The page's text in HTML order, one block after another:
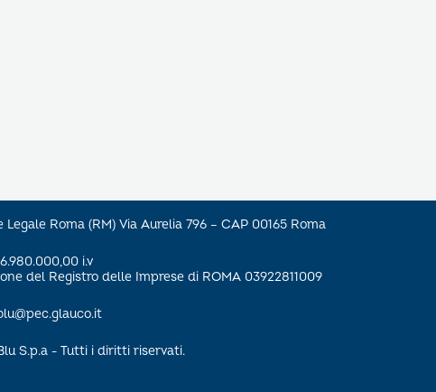
Legale Roma (RM) Via Aurelia 796 – CAP 00165 Roma
i.v
del Registro delle Imprese di ROMA 03922811009
S.p.a - Tutti i diritti riservati.